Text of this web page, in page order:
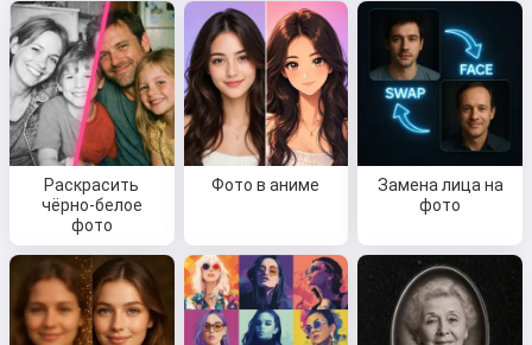
Раскрасить
чёрно-белое
фото
Фото в аниме
Замена лица на
фото